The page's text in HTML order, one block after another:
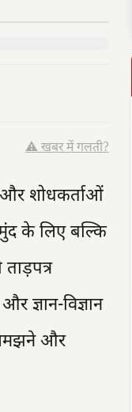
⚠️ खबर में गलती?
और शोधकर्ताओं
के लिए बल्कि
ज्ञान-विज्ञान
और